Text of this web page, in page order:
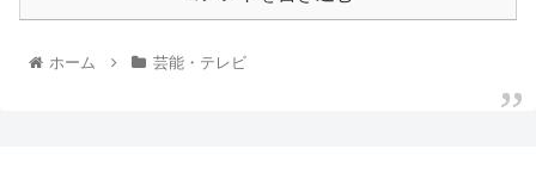
ホーム 芸能・テレビ